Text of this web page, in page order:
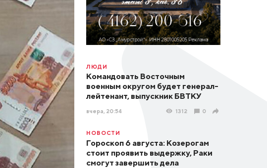
ЛЮДИ
Командовать Восточным
военным округом будет генерал-
лейтенант, выпускник БВТКУ
вчера, 20:54 1312 0
НОВОСТИ
Гороскоп 6 августа: Козерогам
стоит проявить выдержку, Раки
смогут завершить дела